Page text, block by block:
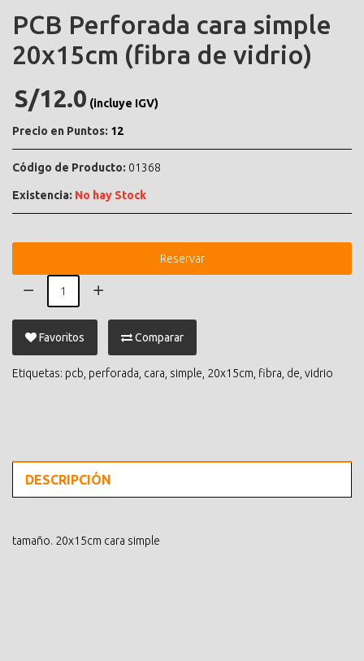
PCB Perforada cara simple
20x15cm (fibra de vidrio)
S/12.0 (incluye IGV)
Precio en Puntos: 12
Código de Producto: 01368
Existencia: No hay Stock
Reservar
Favoritos Comparar
Etiquetas: pcb perforada cara simple 20x15cm fibra de vidrio
DESCRIPCIÓN
tamaño. 20x15cm cara simple